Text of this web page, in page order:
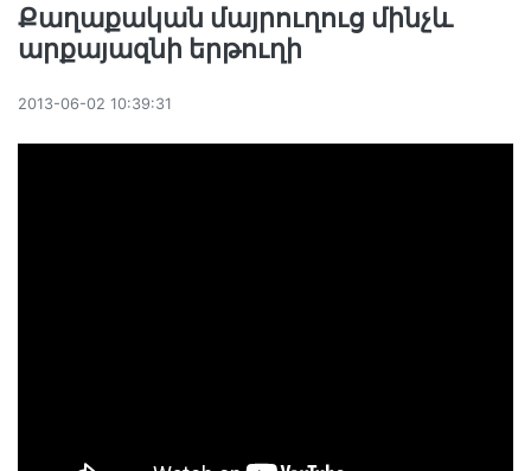
Քաղաքական մայրուղուց մինչև
արքայազնի երթուղի
2013-06-02 10:39:31